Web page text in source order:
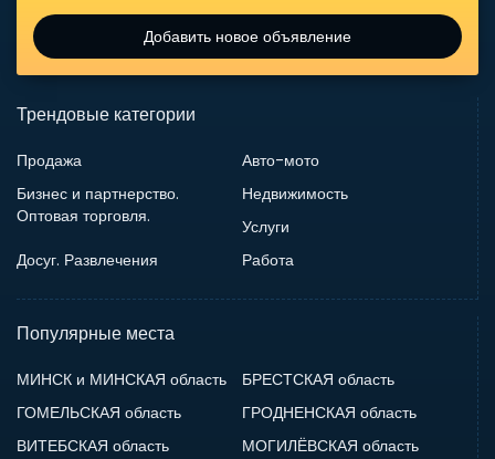
Добавить новое объявление
Трендовые категории
Продажа
Авто-мото
Бизнес и партнерство.
Оптовая торговля.
Недвижимость
Услуги
Досуг. Развлечения
Работа
Популярные места
МИНСК и МИНСКАЯ область
БРЕСТСКАЯ область
ГОМЕЛЬСКАЯ область
ГРОДНЕНСКАЯ область
ВИТЕБСКАЯ область
МОГИЛЁВСКАЯ область